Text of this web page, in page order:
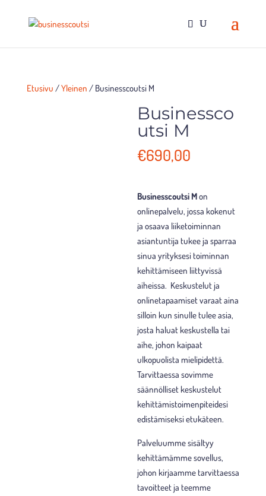
Etusivu /Yleinen / Businesscoutsi M
Businessco
utsi M
€690,00
Businesscoutsi Mon
onlinepalvelu, jossa kokenut
ja osaava liiketoiminnan
asiantuntija tukee ja sparraa
sinua yrityksesi toiminnan
kehittämiseen liittyvissä
aiheissa. Keskustelut ja
onlinetapaamiset varaat aina
silloin kun sinulle tulee asia,
josta haluat keskustella tai
aihe, johon kaipaat
ulkopuolista mielipidettä.
Tarvittaessa sovimme
säännölliset keskustelut
kehittämistoimenpiteidesi
edistämiseksi etukäteen.
Palveluumme sisältyy
kehittämämme sovellus,
johon kirjaamme tarvittaessa
tavoitteet ja teemme